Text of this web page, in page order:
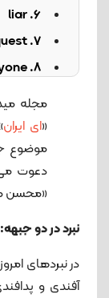
6. liar
7. Narrative of conquest
8. Revenge for everyone
10. stone age
مجله
«ای ایران
موضوع
دعوت
«محسن
نبرد در دو
در نبردهای
آفندی و